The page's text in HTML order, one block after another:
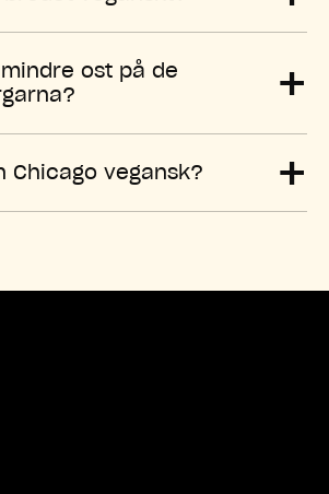
ost på de
+
Chicago vegansk? +